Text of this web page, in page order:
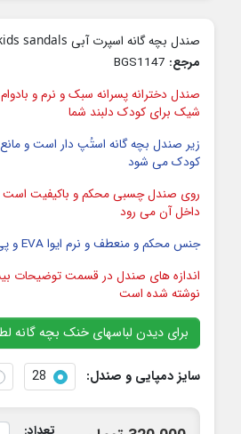
صندل بچه گانه اسپرت آبی kids sandals
مرجع:
صندل دخترانه پسرانه سبک و نرم و
شیک برای کودک دلبند شما
زیر صندل بچه گانه استُپ دار است و
کودک می شود
روی صندل چسبی محکم و باکیفیت است
داخل آن می رود
جنس محکم و منعطف و نرم ایوا EVA و پی وی سی
اندازه های صندل در قسمت توضیحات
نوشته شده است
برای دیدن لباسهای خنک بچه گانه
سایز دمپایی و صندل: 28